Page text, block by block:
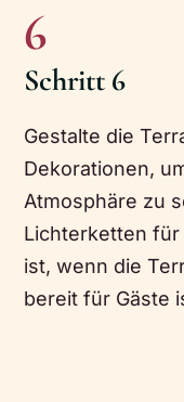
6
Schritt 6
Gestalte die
Dekorationen,
Atmosphäre zu
Lichterketten für
ist, wenn die
bereit für Gäste